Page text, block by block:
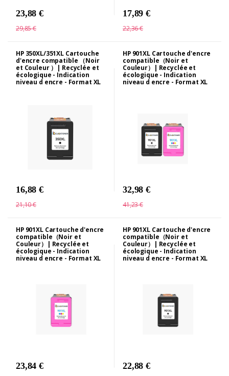
23,88 €
29,85 €
17,89 €
22,36 €
HP 350XL/351XL Cartouche
d'encre compatible （Noir
et Couleur ）| Recyclée et
écologique - Indication
niveau d encre - Format XL
16,88 €
21,10 €
HP 901XL Cartouche d'encre
compatible（Noir et
Couleur）| Recyclée et
écologique - Indication
niveau d encre - Format XL
32,98 €
41,23 €
HP 901XL Cartouche d'encre
compatible（Noir et
Couleur）| Recyclée et
écologique - Indication
niveau d encre - Format XL
23,84 €
HP 901XL Cartouche d'encre
compatible（Noir et
Couleur）| Recyclée et
écologique - Indication
niveau d encre - Format XL
22,88 €